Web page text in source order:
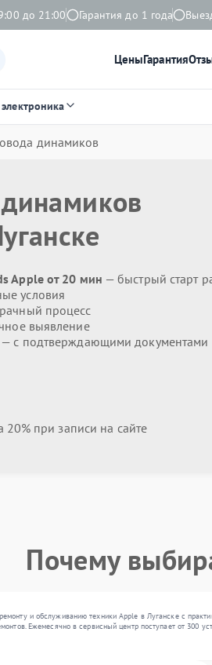
до 21:00 Гарантия до 1 года
ЦеныГарантия
динамиков
Apple от 20 мин — быстрый старт
условия
процесс
выявление
— с подтверждающими документами
20% при записи на сайте
Почему
и обслуживанию техники Apple в Луганске с
Ежемесячно в сервисный центр поступает от 300